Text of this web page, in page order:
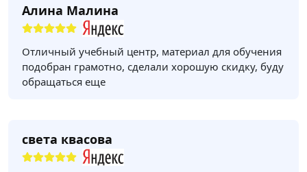
Алина Малина
Отличный учебный центр, материал для обучения
подобран грамотно, сделали хорошую скидку, буду
обращаться еще
света квасова